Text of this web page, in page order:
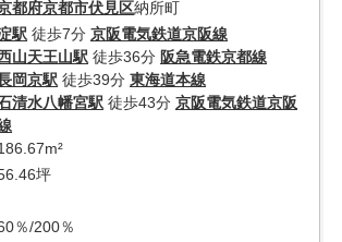
都府京都市伏見区納所町
駅 徒歩7分 京阪電気鉄道京阪線
山天王山駅 徒歩36分 阪急電鉄京都線
岡京駅 徒歩39分 東海道本線
清水八幡宮駅 徒歩43分 京阪電気鉄道京阪
坪
％/200％